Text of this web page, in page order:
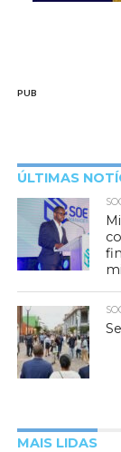
PUB
ÚLTIMAS
MAIS LIDAS